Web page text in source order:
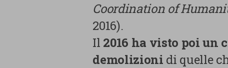
Coordination of
2016).
Il 2016 ha visto poi un
demolizioni di quelle